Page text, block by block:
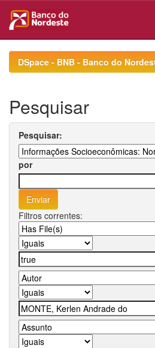
navigationDSpace - BNB - Banco do
Pesquisar
Pesquisar:
por
Filtros correntes: